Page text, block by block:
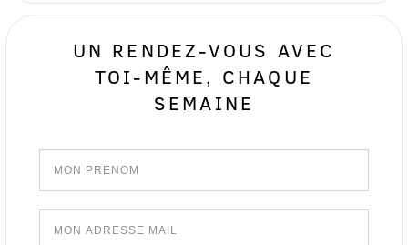
UN RENDEZ-VOUS AVEC
TOI-MÊME, CHAQUE
SEMAINE